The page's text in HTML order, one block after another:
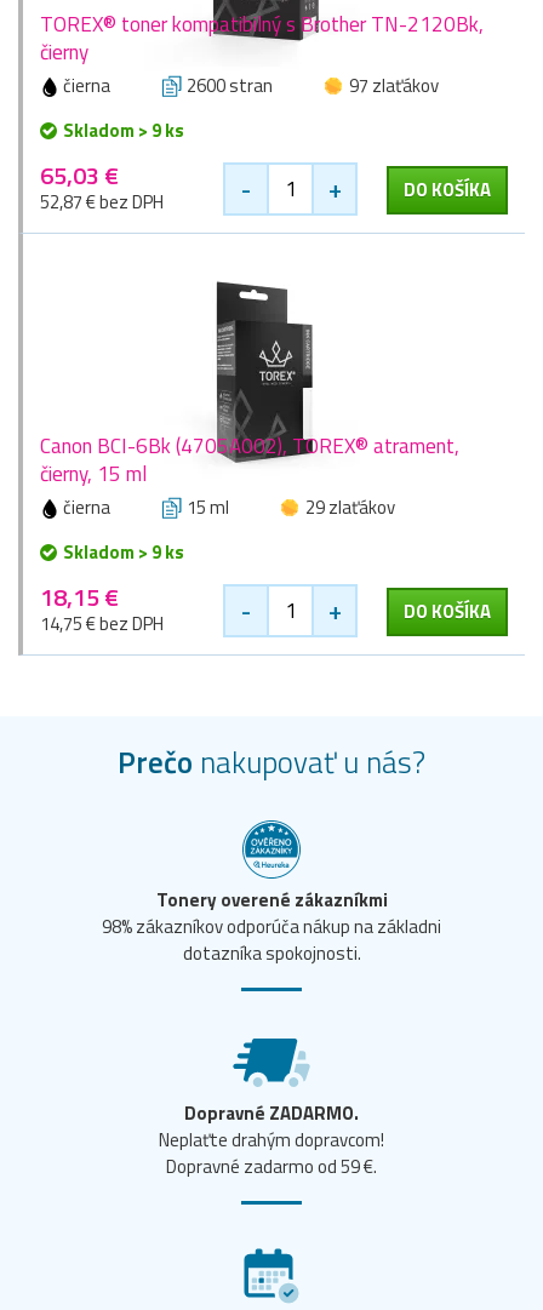
TOREX® toner kompatibilný s Brother TN-2120Bk,
čierny
čierna 2600 stran
97 zlaťákov
Skladom > 9 ks
65,03 €
52,87 € bez DPH - + DO KOŠÍKA
Canon BCI-6Bk (4705A002), TOREX® atrament,
čierny, 15 ml
čierna 15 ml
29 zlaťákov
Skladom > 9 ks
18,15 €
14,75 € bez DPH - + DO KOŠÍKA
Prečo nakupovať u nás?
Tonery overené zákazníkmi
98% zákazníkov odporúča nákup na základni
dotazníka spokojnosti.
Dopravné ZADARMO.
Neplaťte drahým dopravcom!
Dopravné zadarmo od 59 €.